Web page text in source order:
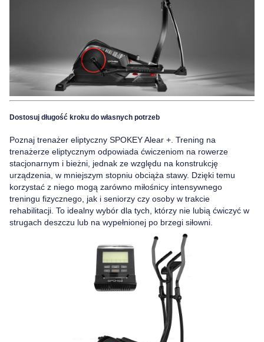
Dostosuj długość kroku do własnych potrzeb
Poznaj trenażer eliptyczny SPOKEY Alear +. Trening na
trenażerze eliptycznym odpowiada ćwiczeniom na rowerze
stacjonarnym i bieżni, jednak ze względu na konstrukcję
urządzenia, w mniejszym stopniu obciąża stawy. Dzięki temu
korzystać z niego mogą zarówno miłośnicy intensywnego
treningu fizycznego, jak i seniorzy czy osoby w trakcie
rehabilitacji. To idealny wybór dla tych, którzy nie lubią ćwiczyć w
strugach deszczu lub na wypełnionej po brzegi siłowni.